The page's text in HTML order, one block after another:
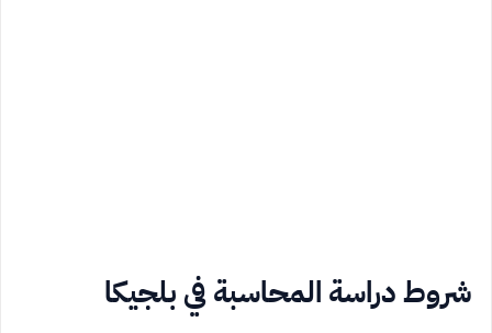
شروط دراسة المحاسبة في بلجيكا